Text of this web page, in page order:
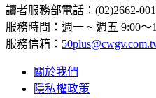
讀者服務部電話：(02)2662-
服務時間：週一 ~ 週五 9:00～
服務信箱：
關於我們
隱私權政策